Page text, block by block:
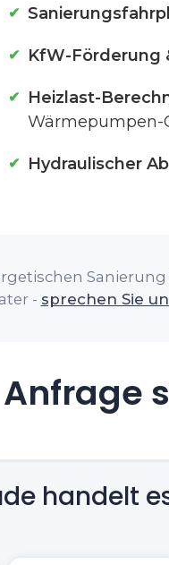
KfW-Förderung
Heizlast-
Wärmepumpen-
Hydraulischer
- sprechen Sie